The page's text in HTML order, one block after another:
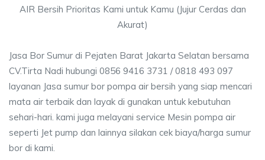
AIR Bersih Prioritas Kami untuk Kamu (Jujur Cerdas dan
Akurat)
Jasa Bor Sumur di Pejaten Barat Jakarta Selatan bersama
CV.Tirta Nadi hubungi 0856 9416 3731 / 0818 493 097
layanan Jasa sumur bor pompa air bersih yang siap mencari
mata air terbaik dan layak di gunakan untuk kebutuhan
sehari-hari. kami juga melayani service Mesin pompa air
seperti Jet pump dan lainnya silakan cek biaya/harga sumur
bor di kami.